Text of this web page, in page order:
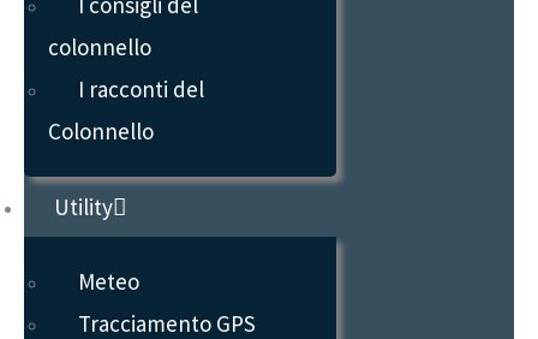
colonnello
I racconti del
Colonnello
Utility
Meteo
Tracciamento GPS